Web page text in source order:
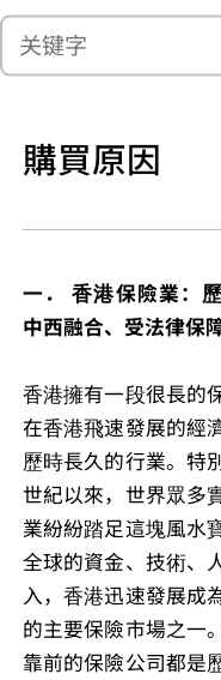
貨
產
理
購買原因
一． 香港保險業：歷
中西融合、受法律保
香港擁有一段很長的
在香港飛速發展的經
歷時長久的行業。特
世紀以來，世界眾多
業紛紛踏足這塊風水
全球的資金、技術、
入，香港迅速發展成
的主要保險市場之一
靠前的保險公司都是